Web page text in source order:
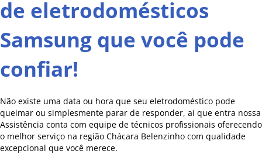
de eletrodomésticos
Samsung que você pode
confiar!
Não existe uma data ou hora que seu eletrodoméstico pode
queimar ou simplesmente parar de responder, ai que entra nossa
Assistência conta com equipe de técnicos profissionais oferecendo
o melhor serviço na região Chácara Belenzinho com qualidade
excepcional que você merece.